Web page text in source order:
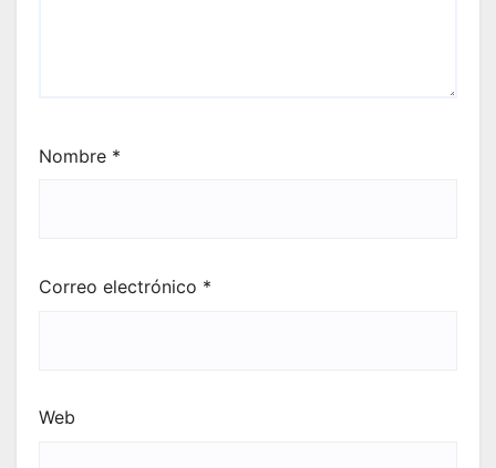
Nombre *
Correo electrónico *
Web